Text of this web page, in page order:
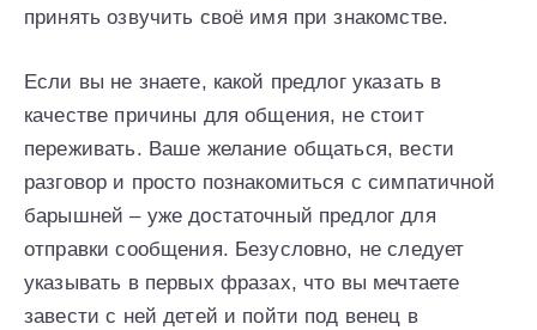
принять озвучить своё имя при знакомстве.
Если вы не знаете, какой предлог указать в
качестве причины для общения, не стоит
переживать. Ваше желание общаться, вести
разговор и просто познакомиться с симпатичной
барышней – уже достаточный предлог для
отправки сообщения. Безусловно, не следует
указывать в первых фразах, что вы мечтаете
завести с ней детей и пойти под венец в